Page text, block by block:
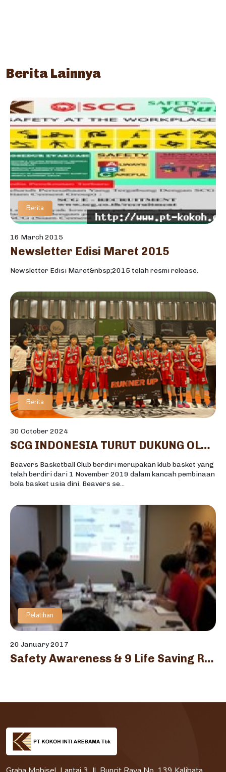
Berita Lainnya
Berita
16 March 2015
Newsletter Edisi Maret 2015
Newsletter Edisi Maret&nbsp;2015 telah resmi release.
Berita
30 October 2024
SCG INDONESIA TURUT DUKUNG OLAHRAGA BASKET INDONESIA MELALUI BEAVERS TOURNAMENT 2024
Beavers Basketball Club berdiri merupakan klub basket yang
telah berdiri dari 1 November 2019 dalam kancah pembinaan
bola basket usia dini. Beavers se...
Pelatihan
20 January 2017
Safety Awareness & 9 Life Saving Rules Training